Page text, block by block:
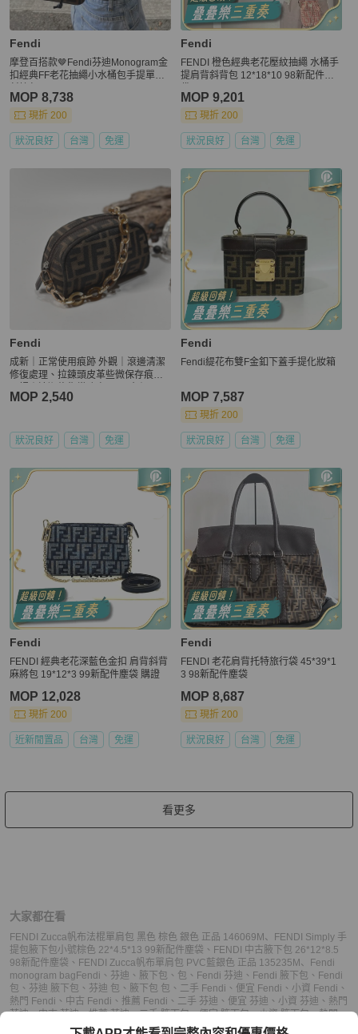
Fendi
摩登百搭款🤎Fendi芬迪Monogram金
扣經典FF老花抽繩小水桶包手提單肩
MOP 8,738
現折 200
狀況良好 台灣 免運
Fendi
FENDI 橙色經典老花壓紋抽繩 水桶手
提肩背斜背包 12*18*10 98新配件塵
MOP 9,201
現折 200
狀況良好 台灣 免運
Fendi
成新｜正常使用痕跡 外觀｜滾邊清潔
修復處理、拉鍊頭皮革些微保存痕跡
MOP 2,540
狀況良好 台灣 免運
Fendi
Fendi緹花布雙F金釦下蓋手提化妝箱
MOP 7,587
現折 200
狀況良好 台灣 免運
Fendi
FENDI 經典老花深藍色金扣 肩背斜背
麻將包 19*12*3 99新配件塵袋 購證
MOP 12,028
現折 200
近新閒置品 台灣 免運
Fendi
FENDI 老花肩背托特旅行袋 45*39*1
3 98新配件塵袋
MOP 8,687
現折 200
狀況良好 台灣 免運
看更多
大家都在看
FENDI Zucca帆布法棍單肩包 黑色 棕色 銀色 正品 146069M、 FENDI Simply 手
提包腋下包小號棕色 22*4.5*13 99新配件塵袋 、 FENDI 中古腋下包 26*12*8.5
98新配件塵袋 、 FENDI Zucca帆布單肩包 PVC藍銀色 正品 135235M、 Fendi
monogram bagFendi 、 芬迪 、 腋下包 、 包 、 Fendi 芬迪 、 Fendi 腋下包 、 Fendi
包 、 芬迪 腋下包 、 芬迪 包 、 腋下包 包 、 二手 Fendi 、 便宜 Fendi 、 小資 Fendi 、
熱門 Fendi 、 中古 Fendi 、 推薦 Fendi 、 二手 芬迪 、 便宜 芬迪 、 小資 芬迪 、 熱門
芬迪、中古 芬迪、推薦 芬迪、二手 腋下包、便宜 腋下包、小資 腋下包、熱門
中古 腋下包 、推薦 腋下包、二手 包 、 便宜 包、小資 包、